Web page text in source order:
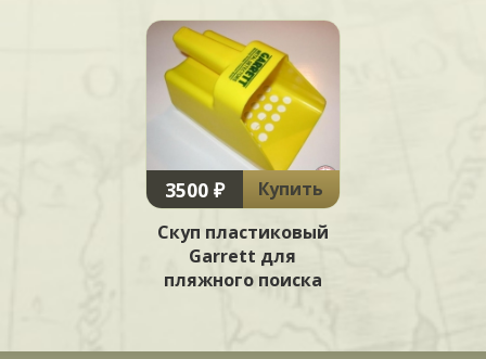
3500 ₽
Купить
Скуп пластиковый
Garrett для
пляжного поиска